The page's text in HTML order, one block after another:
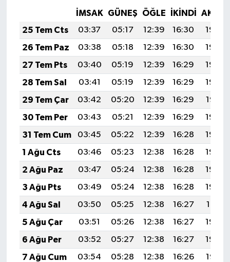
İMSAK GÜNEŞ ÖĞLE İKINDI
25 Tem Cts
03:37 05:17 12:39 16:30
19:50
26 Tem Paz
03:38 05:18 12:39 16:30
19:50
27 Tem Pts
03:40 05:19 12:39 16:29
19:49
28 Tem Sal
03:41 05:19 12:39 16:29
19:48
29 Tem Çar
03:42 05:20 12:39 16:29
19:47
30 Tem Per
03:43 05:21 12:39 16:29
19:46
31 Tem Cum
03:45 05:22 12:39 16:28
19:45
1 Ağu Cts
03:46 05:23 12:38 16:28
19:44
2 Ağu Paz
03:47 05:24 12:38 16:28
19:43
3 Ağu Pts
03:49 05:24 12:38 16:28
19:42
4 Ağu Sal
03:50 05:25 12:38 16:27
19:41
5 Ağu Çar
03:51 05:26 12:38 16:27
19:40
6 Ağu Per
03:52 05:27 12:38 16:27
19:39
7 Ağu Cum
03:54 05:28 12:38 16:26
19:38